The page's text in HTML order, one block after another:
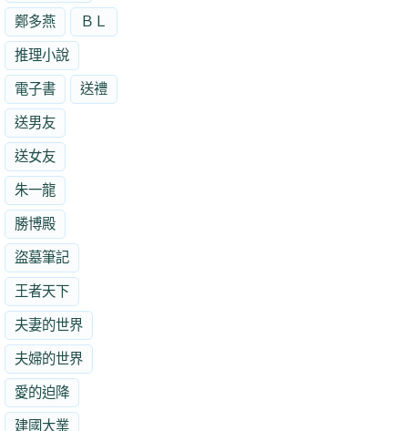
鄭多燕 ＢＬ
推理小說
電子書 送禮
送男友
送女友
朱一龍
勝博殿
盜墓筆記
王者天下
夫妻的世界
夫婦的世界
愛的迫降
建國大業